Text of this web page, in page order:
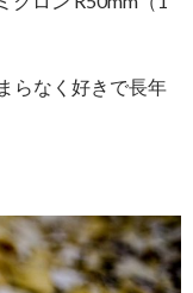
らなく好きで長年